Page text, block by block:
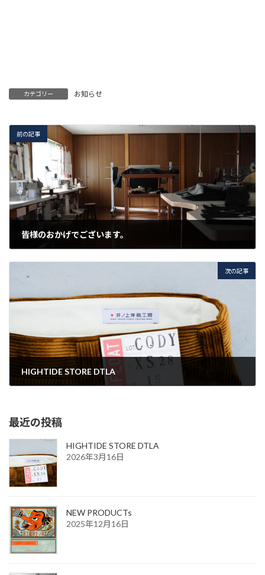
カテゴリー お知らせ
前の記事
皆様のおかげでございます。
次の記事
HIGHTIDE STORE DTLA
最近の投稿
HIGHTIDE STORE DTLA
2026年3月16日
NEW PRODUCTs
2025年12月16日